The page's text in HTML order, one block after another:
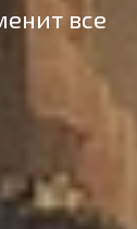
все